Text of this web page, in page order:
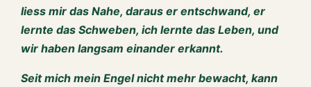
liess mir das Nahe, daraus er entschwand, er
lernte das Schweben, ich lernte das Leben, und
wir haben langsam einander erkannt.
Seit mich mein Engel nicht mehr bewacht, kann